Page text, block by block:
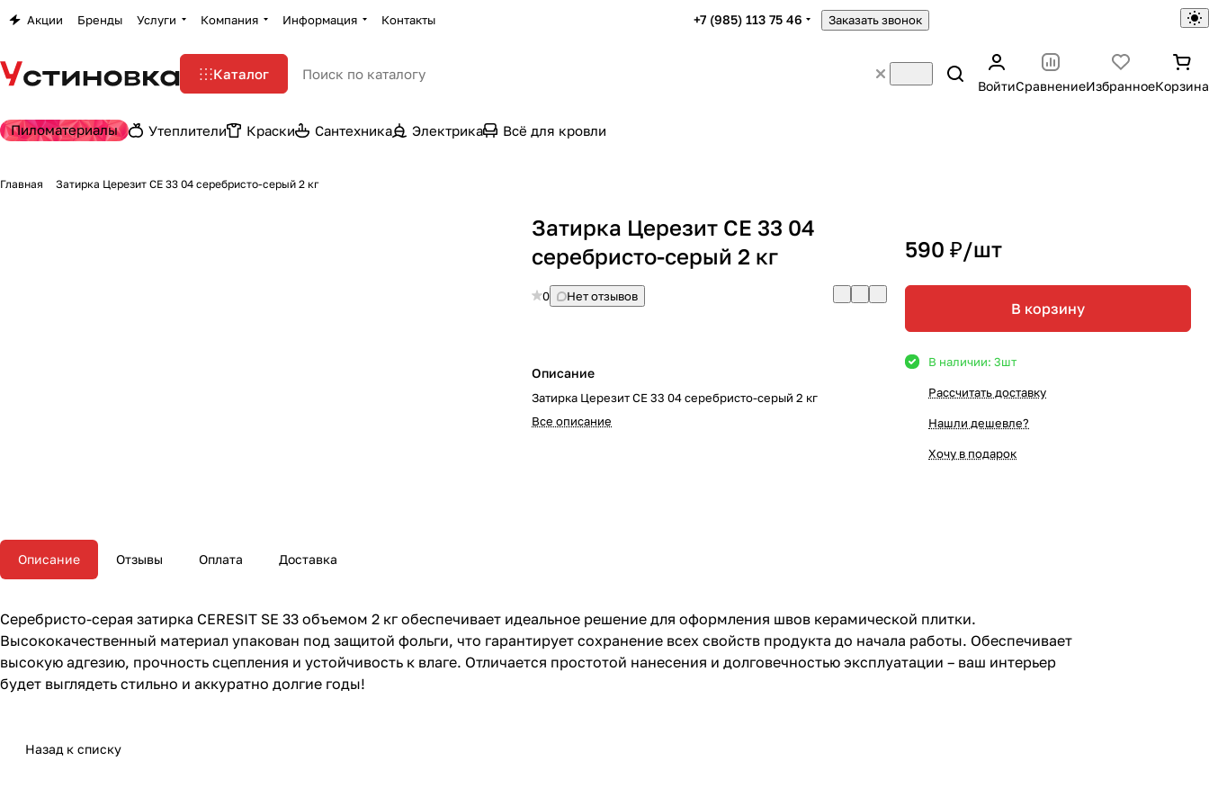
Акции Бренды Услуги Компания Информация Контакты +7 (985) 113 75 46 Заказать звонок
Каталог
ВойтиСравнениеИзбранноеКорзина
Пиломатериалы Утеплители Краски Сантехника Электрика Всё для кровли
Главная Затирка Церезит CE 33 04 серебристо-серый 2 кг
Затирка Церезит CE 33 04
серебристо-серый 2 кг
0 Нет отзывов
Описание
Затирка Церезит CE 33 04 серебристо-серый 2 кг
Все описание
590 ₽/шт
В корзину
В наличии: 3шт
Рассчитать доставку
Нашли дешевле?
Хочу в подарок
Описание Отзывы Оплата Доставка
Серебристо-серая затирка CERESIT SE 33 объемом 2 кг обеспечивает идеальное решение для оформления швов керамической плитки.
Высококачественный материал упакован под защитой фольги, что гарантирует сохранение всех свойств продукта до начала работы. Обеспечивает
высокую адгезию, прочность сцепления и устойчивость к влаге. Отличается простотой нанесения и долговечностью эксплуатации – ваш интерьер
будет выглядеть стильно и аккуратно долгие годы!
Назад к списку